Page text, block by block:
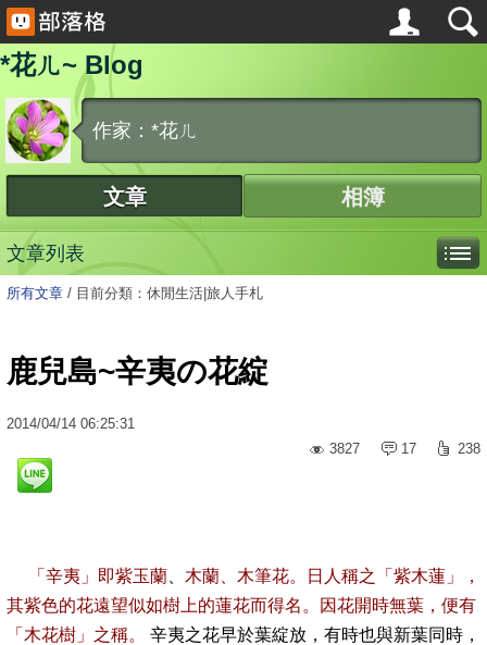
*花ㄦ~ Blog
作家：*花ㄦ
文章 相簿
文章列表
所有文章 / 目前分類：休閒生活|旅人手札
鹿兒島~辛夷の花綻
2014/04/14 06:25:31
3827
17 238
「辛夷」 即紫玉蘭 木蘭、木筆花。 日人稱之「紫木蓮」
，
其紫色的花遠望似如樹上的蓮花而得名 。
因花開時無葉，便有
「木花樹」之稱。 辛夷之花早於葉綻放，有時也與新葉同時，